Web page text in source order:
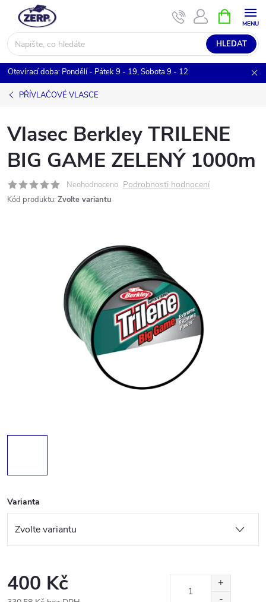
obsah
HLEDAT
NÁKUPNÍ
KOŠÍK
Otevírací doba: Pondělí - Pátek 9 - 19, Sobota 9 - 12
PŘÍVLAČOVÉ VLASCE
Vlasec Berkley TRILENE
BIG GAME ZELENÝ 1000m
Neohodnoceno Podrobnosti hodnocení
Kód produktu: Zvolte variantu
Varianta
400 Kč